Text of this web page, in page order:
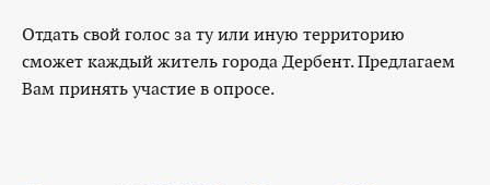
Отдать свой голос за ту или иную территорию
сможет каждый житель города Дербент. Предлагаем
Вам принять участие в опросе.